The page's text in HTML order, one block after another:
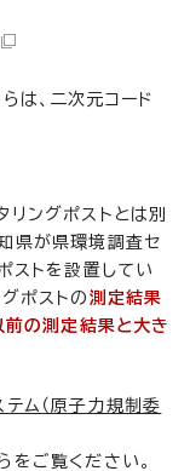
は、二次元コード
ングポストとは別
県が県環境調査セ
ストを設置してい
ポストの 測定結果
前の測定結果と大き
ム（原子力規制委
をご覧ください。